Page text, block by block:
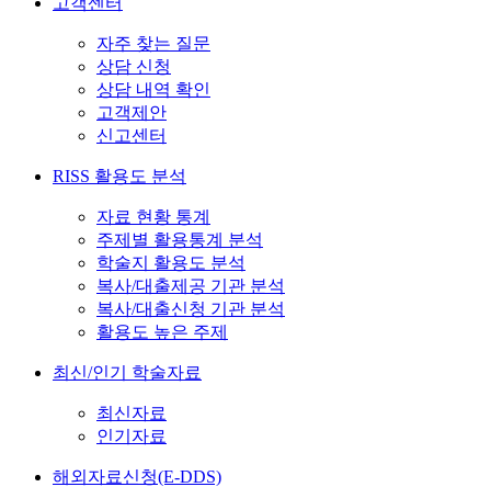
자주 찾는 질문
상담 신청
상담 내역 확인
고객제안
신고센터
RISS 활용도 분석
자료 현황 통계
주제별 활용통계 분석
학술지 활용도 분석
복사/대출제공 기관 분석
복사/대출신청 기관 분석
활용도 높은 주제
최신/인기 학술자료
최신자료
인기자료
해외자료신청(E-DDS)